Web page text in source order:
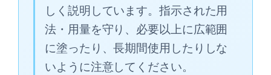
しく説明しています。指示された用
法・用量を守り、必要以上に広範囲
に塗ったり、長期間使用したりしな
いように注意してください。